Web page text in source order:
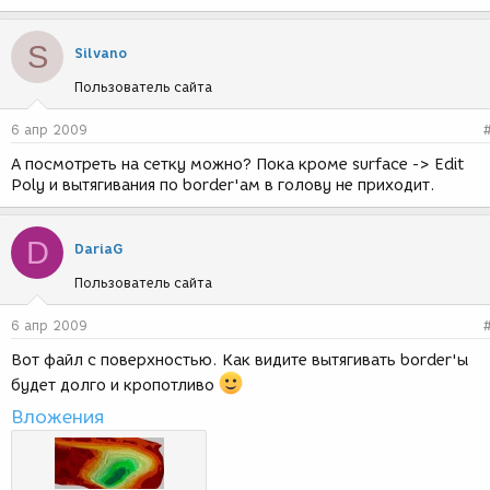
S Silvano
Пользователь сайта
6 апр 2009
А посмотреть на сетку можно? Пока кроме surface -> Edit
Poly и вытягивания по border'ам в голову не приходит.
D DariaG
Пользователь сайта
6 апр 2009
Вот файл с поверхностью. Как видите вытягивать border'ы
будет долго и кропотливо
Вложения